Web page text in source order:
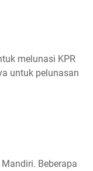
melunasi KPR
untuk pelunasan
Beberapa